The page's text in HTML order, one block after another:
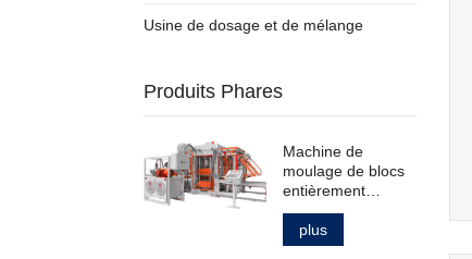
Usine de dosage et de mélange
Produits Phares
Machine de
moulage de blocs
entièrement
automatique pour
pavés creux
standard
plus